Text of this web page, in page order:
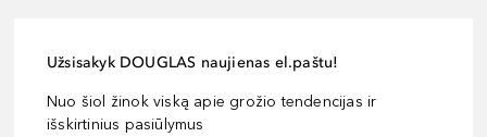
Užsisakyk DOUGLAS naujienas el.paštu!
Nuo šiol žinok viską apie grožio tendencijas ir
išskirtinius pasiūlymus